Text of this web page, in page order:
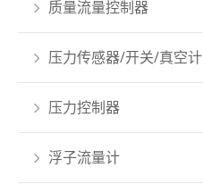
质量流量控制器
压力传感器/开关/真空计
压力控制器
浮子流量计